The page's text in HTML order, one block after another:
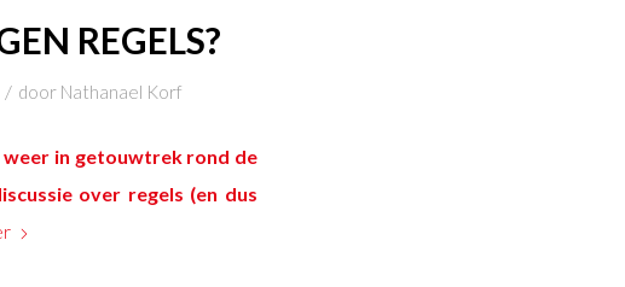
REGELS?
/ door Nathanael Korf
in getouwtrek rond de
over regels (en dus